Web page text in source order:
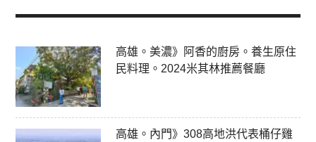
高雄。美濃》阿香的廚房。養生原住
民料理。2024米其林推薦餐廳
高雄。內門》308高地洪代表桶仔雞